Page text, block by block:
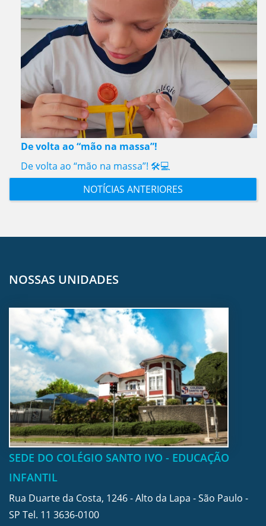
De volta ao “mão na massa”!
De volta ao “mão na massa”! 🛠️💻
NOTÍCIAS ANTERIORES
NOSSAS UNIDADES
SEDE DO COLÉGIO SANTO IVO - EDUCAÇÃO
INFANTIL
Rua Duarte da Costa, 1246 - Alto da Lapa - São Paulo -
SP Tel. 11 3636-0100